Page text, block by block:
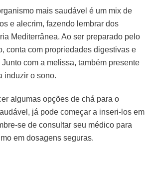
mais saudável é um mix de
e alecrim, fazendo lembrar dos
Mediterrânea. Ao ser preparado pelo
conta com propriedades digestivas e
com a melissa, também presente
induzir o sono.
algumas opções de chá para o
já pode começar a inseri-los em
se de consultar seu médico para
em dosagens seguras.